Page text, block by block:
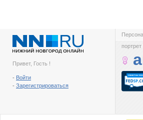
Привет, Гость !
- Войти
- Зарегистрироваться